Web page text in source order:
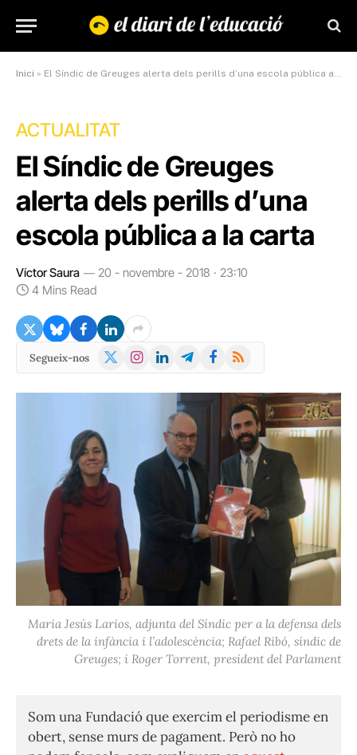
Inici » El Síndic de Greuges alerta dels perills d’una escola pública a la carta
ACTUALITAT
El Síndic de Greuges
alerta dels perills d’una
escola pública a la carta
Víctor Saura
20 - novembre - 2018 · 23:10
4 Mins Read
Segueix-nos
X
Instagram
LinkedInTelegramFacebook
RSS
Maria Jesús Larios, adjunta del Síndic per a la defensa dels
drets de la infància i l’adolescència; Rafael Ribó, síndic de
Greuges; i Roger Torrent, president del Parlament
Som una Fundació que exercim el periodisme en
obert, sense murs de pagament. Però no ho